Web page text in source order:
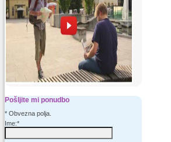
Pošljite mi ponudbo
* Obvezna polja.
Ime:*